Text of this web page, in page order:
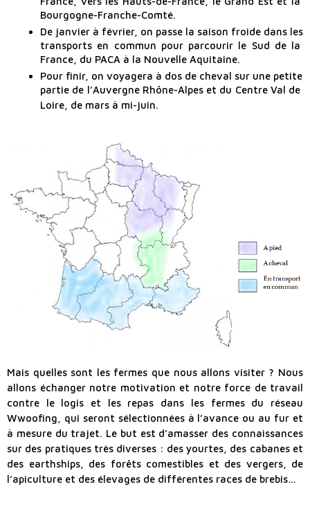
Bourgogne-Franche-Comté.
De janvier à février, on passe la saison froide dans les
transports en commun pour parcourir le Sud de la
France, du PACA à la Nouvelle Aquitaine.
Pour finir, on voyagera à dos de cheval sur une petite
partie de l’Auvergne Rhône-Alpes et du Centre Val de
Loire, de mars à mi-juin.
Mais quelles sont les fermes que nous allons visiter ? Nous
allons échanger notre motivation et notre force de travail
contre le logis et les repas dans les fermes du réseau
Wwoofing, qui seront sélectionnées à l’avance ou au fur et
à mesure du trajet. Le but est d’amasser des connaissances
sur des pratiques très diverses : des yourtes, des cabanes et
des earthships, des forêts comestibles et des vergers, de
l’apiculture et des élevages de différentes races de brebis…